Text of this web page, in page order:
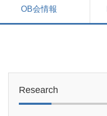
OB会情報
Research